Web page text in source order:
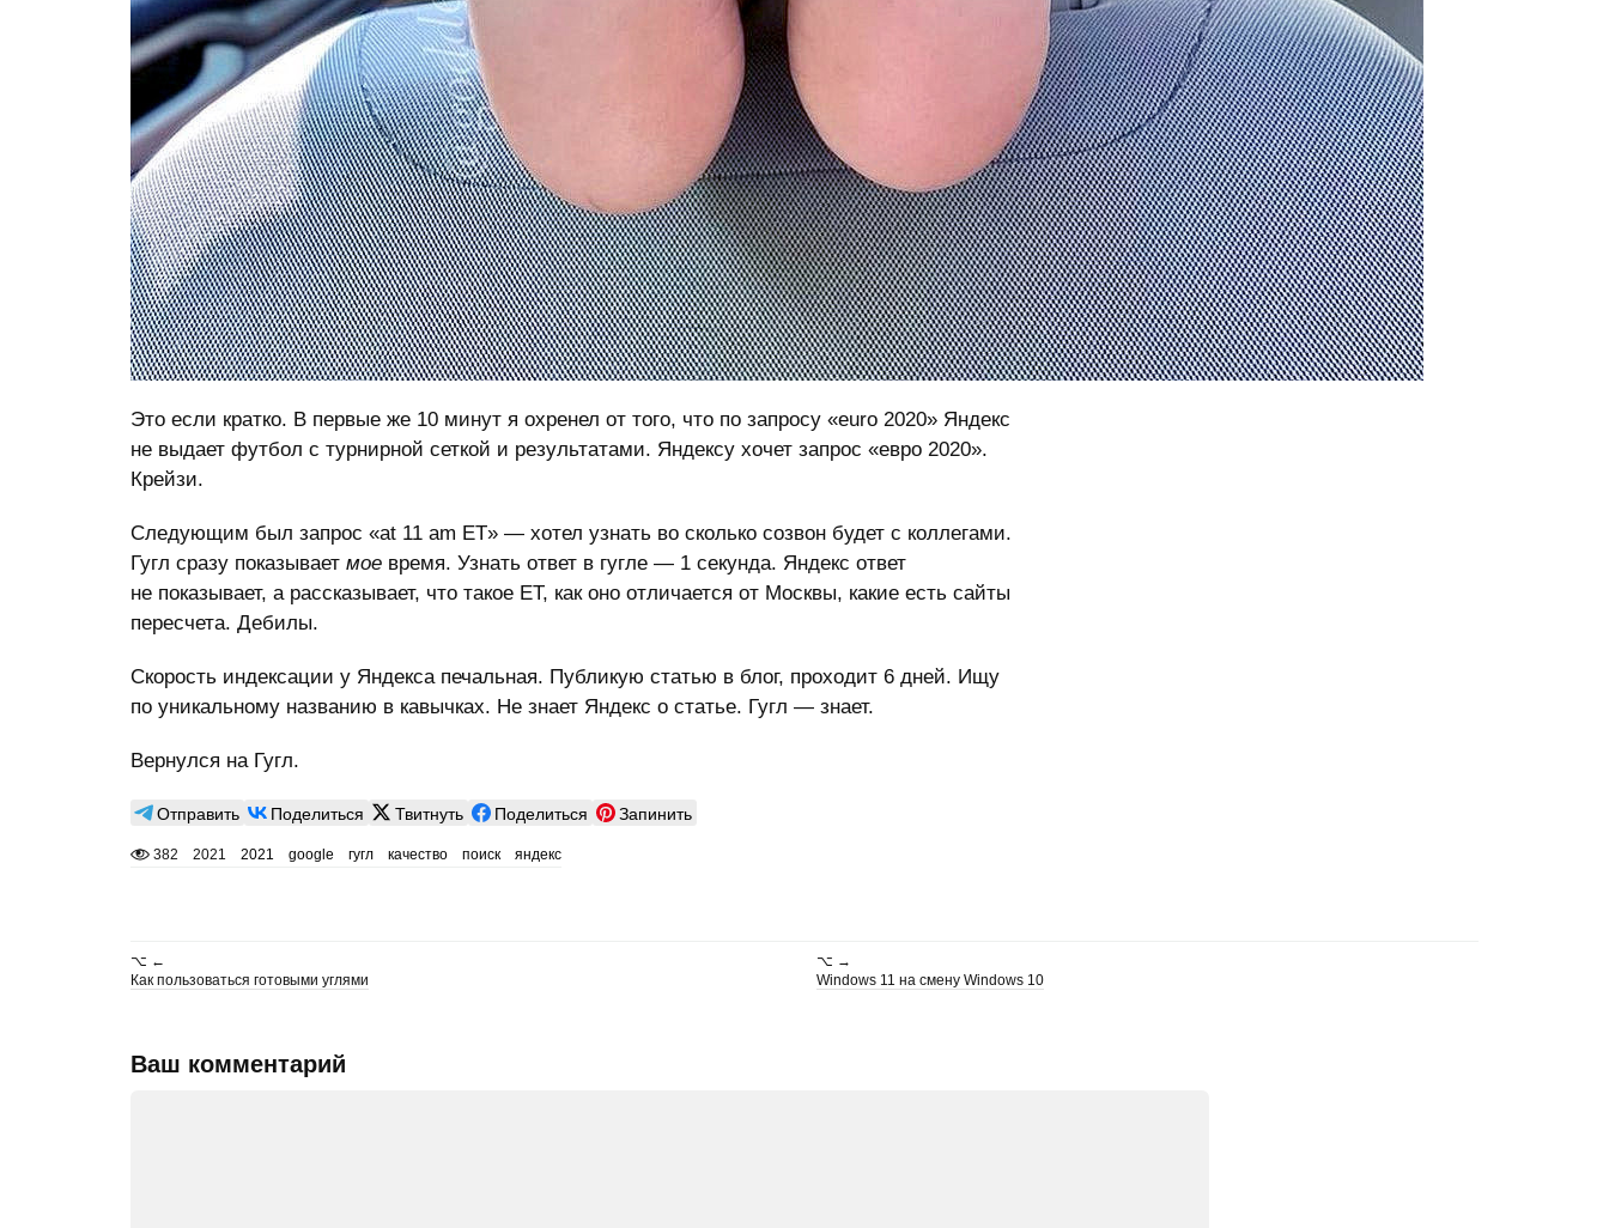
Это если кратко. В первые же 10 минут я охренел от того, что по запросу «euro 2020» Яндекс
не выдает футбол с турнирной сеткой и результатами. Яндексу хочет запрос «евро 2020».
Крейзи.
Следующим был запрос «at 11 am ET» — хотел узнать во сколько созвон будет с коллегами.
Гугл сразу показывает моевремя. Узнать ответ в гугле — 1 секунда. Яндекс ответ
не показывает, а рассказывает, что такое ET, как оно отличается от Москвы, какие есть сайты
пересчета. Дебилы.
Скорость индексации у Яндекса печальная. Публикую статью в блог, проходит 6 дней. Ищу
по уникальному названию в кавычках. Не знает Яндекс о статье. Гугл — знает.
Вернулся на Гугл.
Отправить Поделиться Твитнуть Поделиться Запинить
382 2021 2021 google гугл качество поиск яндекс
⌥ ←
Как пользоваться готовыми углями
⌥ →
Windows 11 на смену Windows 10
Ваш комментарий